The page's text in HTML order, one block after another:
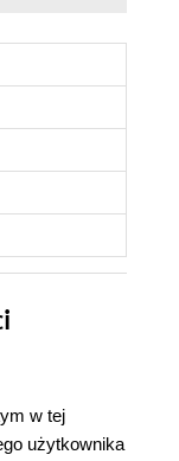
w tej
użytkownika